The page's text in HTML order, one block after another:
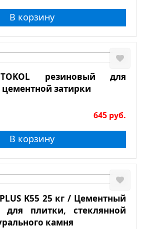
В корзину
резиновый для
затирки
645 руб.
В корзину
K55 25 кг / Цементный
плитки, стеклянной
камня